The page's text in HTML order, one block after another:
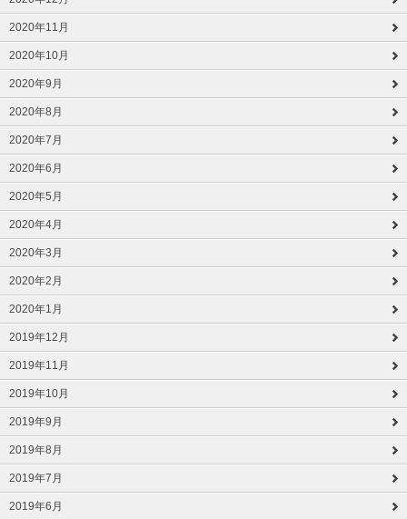
2020年11月
2020年10月
2020年9月
2020年8月
2020年7月
2020年6月
2020年5月
2020年4月
2020年3月
2020年2月
2020年1月
2019年12月
2019年11月
2019年10月
2019年9月
2019年8月
2019年7月
2019年6月